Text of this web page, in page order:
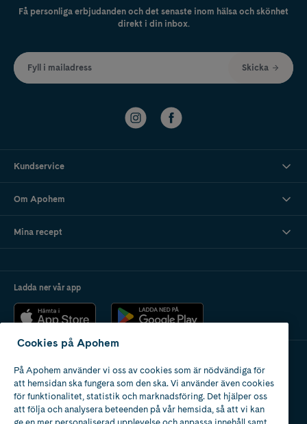
Få personliga erbjudanden och det senaste inom hälsa och skönhet
direkt i din inbox.
Fyll i mailadress Skicka
Kundservice
Om Apohem
Mina recept
Ladda ner vår app
Apotek med tillstånd
av Läkemedelsverket
Cookies på Apohem
På Apohem använder vi oss av cookies som är nödvändiga för
att hemsidan ska fungera som den ska. Vi använder även cookies
för funktionalitet, statistik och marknadsföring. Det hjälper oss
att följa och analysera beteenden på vår hemsida, så att vi kan